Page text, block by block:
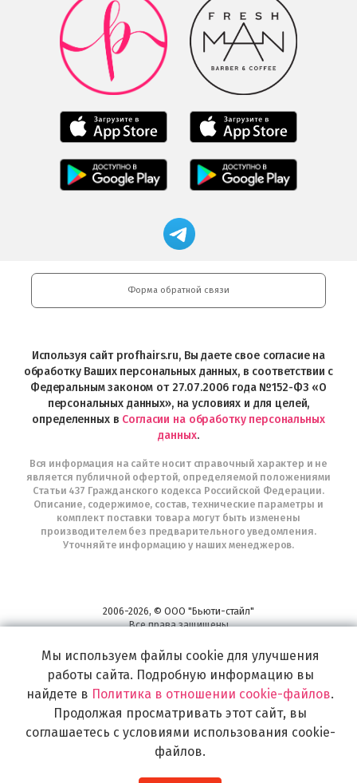
приложение
Салоны
Professional
загрузить
в
Google
Мобильное
приложение
Professional
загрузить
Мобильное
приложение
Professional
загрузить
Play
приложение
FRESHMAN
в
Google
Play
Мобильное
приложение
загрузить
в
Мобильное
приложение
Магазин
профессиональной
Professional
и
Интернет-
Telegram
Форма обратной связи
Используя сайт profhairs.ru, Вы даете свое согласие на
обработку Ваших персональных данных, в соответствии с
Федеральным законом от 27.07.2006 года №152-ФЗ «О
персональных данных», на условиях и для целей,
определенных в Согласии на обработку персональных
данных.
Вся информация на сайте носит справочный характер и не
является публичной офертой, определяемой положениями
Статьи 437 Гражданского кодекса Российской Федерации.
Описание, содержимое, состав, технические параметры и
комплект поставки товара могут быть изменены
производителем без предварительного уведомления.
Уточняйте информацию у наших менеджеров.
2006-2026, © ООО "Бьюти-стайл"
Все права защищены
Широкий выбор инструментов, аксессуаров и принадлежностей для
воплощения
самых изысканных и необычных идей по созданию Вашего образа и стиля.
Мы используем файлы cookie для улучшения
работы сайта. Подробную информацию вы
найдете в Политика в отношении cookie-файлов.
Продолжая просматривать этот сайт, вы
соглашаетесь с условиями использования cookie-
файлов.